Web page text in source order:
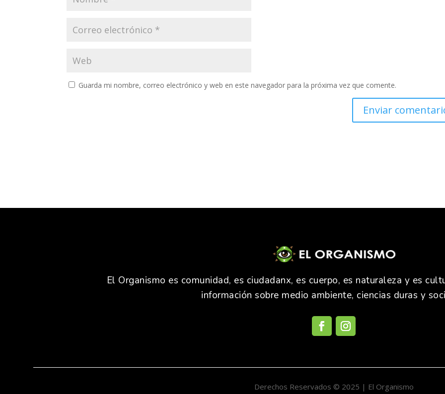
Guarda mi nombre, correo electrónico y web en este navegador para la próxima vez que comente.
El Organismo es comunidad, es ciudadanx, es cuerpo, es naturaleza y es
información sobre medio ambiente, ciencias duras y
Derechos Reservados © 2025 | El Organismo